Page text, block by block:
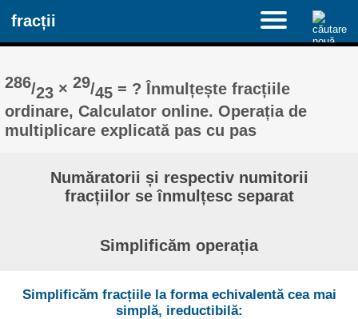
fracții
286/23 ×29/45 = ? Înmulțește fracțiile
ordinare, Calculator online. Operația de
multiplicare explicată pas cu pas
Număratorii și respectiv numitorii
fracțiilor se înmulțesc separat
Simplificăm operația
Simplificăm fracțiile la forma echivalentă cea mai
simplă, ireductibilă: